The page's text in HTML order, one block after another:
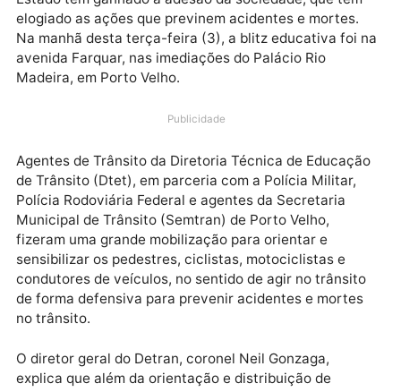
O trabalho de educação de trânsito que o
Departamento Estadual de Trânsito de Rondônia
Estado tem ganhado a adesão da sociedade, que
Na manhã desta terça-feira (3), a blitz educativa foi
avenida Farquar, nas imediações do Palácio Rio
Madeira, em Porto Velho.
Publicidade
Agentes de Trânsito da Diretoria Técnica de
de Trânsito (Dtet), em parceria com a Polícia Militar,
Municipal de Trânsito (Semtran) de Porto Velho,
fizeram uma grande mobilização para orientar e